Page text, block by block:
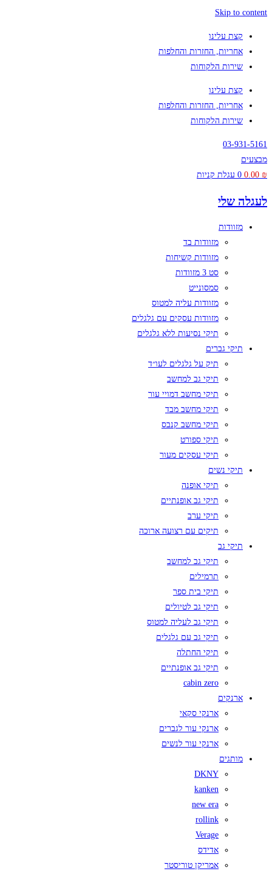
Skip to content
קצת עלינו
אחריות, החזרות והחלפות
שירות הלקוחות
קצת עלינו
אחריות, החזרות והחלפות
שירות הלקוחות
03-931-5161
מבצעים
0.00 ₪
0 עגלת קניות
לעגלה שלי
מזוודות
מזוודות בד
מזוודות קשיחות
סט 3 מזוודות
סמסונייט
מזוודות עליה למטוס
מזוודות עסקים עם גלגלים
תיקי נסיעות ללא גלגלים
תיקי גברים
תיק על גלגלים לעו״ד
תיקי גב למחשב
תיקי מחשב דמויי עור
תיקי מחשב מבד
תיקי מחשב קנבס
תיקי ספורט
תיקי עסקים מעור
תיקי נשים
תיקי אופנה
תיקי גב אופנתיים
תיקי ערב
תיקים עם רצועה ארוכה
תיקי גב
תיקי גב למחשב
תרמילים
תיקי בית ספר
תיקי גב לטיולים
תיקי גב לעליה למטוס
תיקי גב עם גלגלים
תיקי החתלה
תיקי גב אופנתיים
cabin zero
ארנקים
ארנקי סקאי
ארנקי עור לגברים
ארנקי עור לנשים
מותגים
DKNY
kanken
new era
rollink
Verage
אדידס
אמריקן טוריסטר